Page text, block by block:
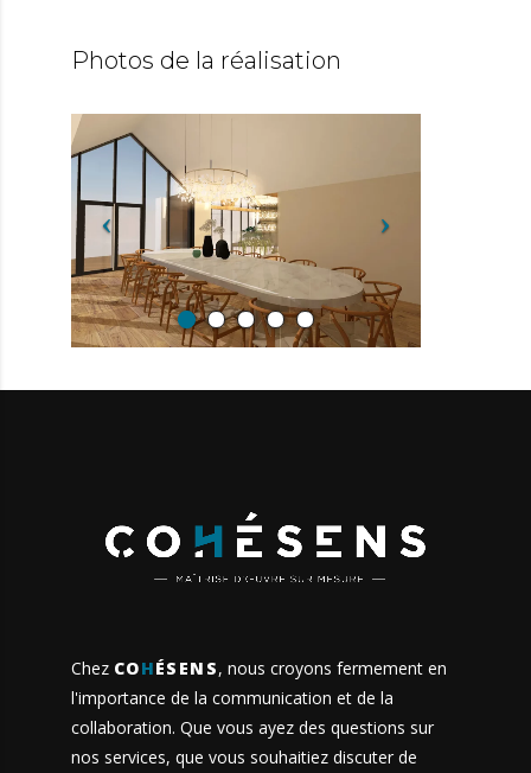
Photos de la réalisation
Chez COHÉSENS, nous croyons fermement en
l'importance de la communication et de la
collaboration. Que vous ayez des questions sur
nos services, que vous souhaitiez discuter de